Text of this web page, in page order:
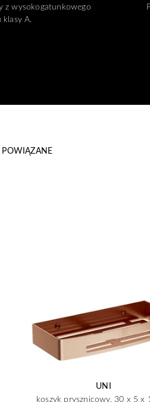
z wysokogatunkowego
klasy A.
POWIĄZANE
UNI
koszyk prysznicowy, 30 x 5 x